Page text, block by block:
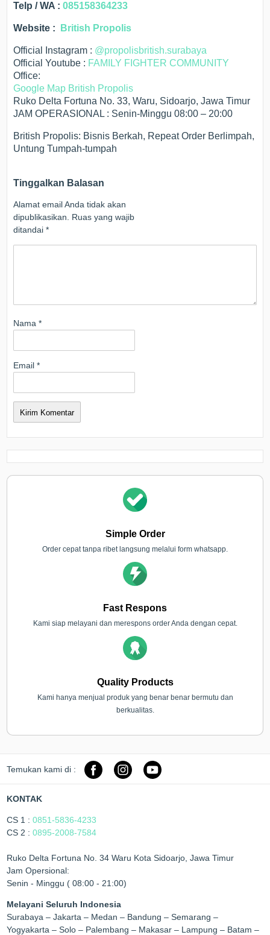
Telp / WA :085158364233
Website : British Propolis
Official Instagram : @propolisbritish.surabaya
Official Youtube : FAMILY FIGHTER COMMUNITY
Office:
Google Map British Propolis
Ruko Delta Fortuna No. 33, Waru, Sidoarjo, Jawa Timur
JAM OPERASIONAL : Senin-Minggu 08:00 – 20:00
British Propolis: Bisnis Berkah, Repeat Order Berlimpah,
Untung Tumpah-tumpah
Tinggalkan Balasan
Alamat email Anda tidak akan
dipublikasikan.
Ruas yang wajib
ditandai*
Nama*
Email*
Simple Order
Order cepat tanpa ribet langsung melalui form whatsapp.
Fast Respons
Kami siap melayani dan merespons order Anda dengan cepat.
Quality Products
Kami hanya menjual produk yang benar benar bermutu dan
berkualitas.
Temukan kami di :
KONTAK
CS 1 :0851-5836-4233
CS 2 :0895-2008-7584
Ruko Delta Fortuna No. 34 Waru Kota Sidoarjo, Jawa Timur
Jam Opersional:
Senin - Minggu ( 08:00 - 21:00)
Melayani Seluruh Indonesia
Surabaya – Jakarta – Medan – Bandung – Semarang –
Yogyakarta – Solo – Palembang – Makasar – Lampung – Batam –